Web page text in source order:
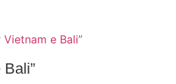
Bali”